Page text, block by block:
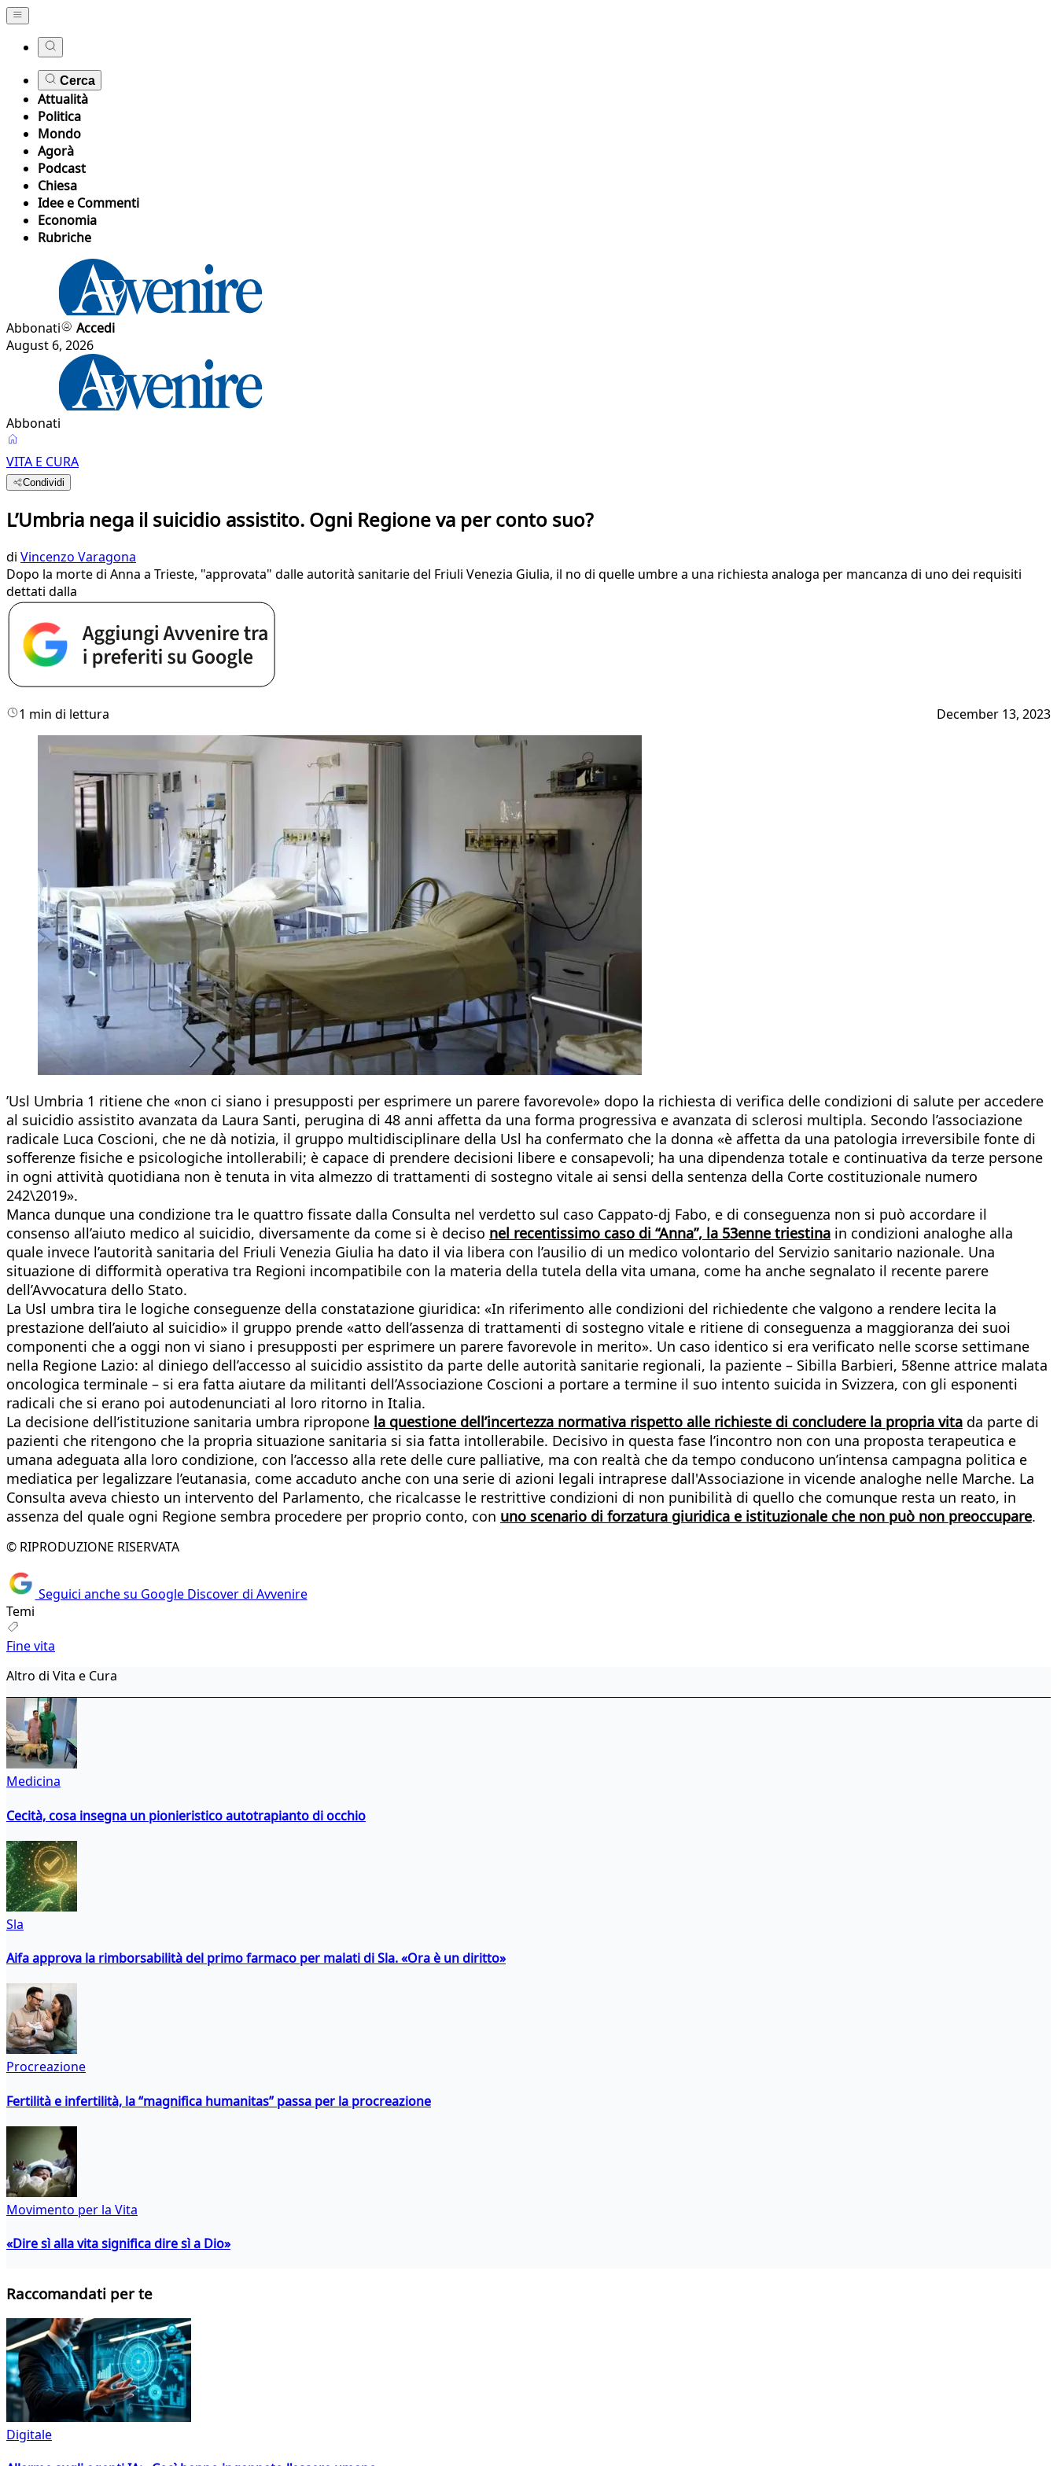
Cerca
Attualità
Politica
Mondo
Agorà
Podcast
Chiesa
Idee e Commenti
Economia
Rubriche
Abbonati
Accedi
August 6, 2026
Abbonati
VITA E CURA
Condividi
L’Umbria nega il suicidio assistito. Ogni Regione va per conto suo?
di Vincenzo Varagona
Dopo la morte di Anna a Trieste, "approvata" dalle autorità sanitarie del Friuli Venezia Giulia, il no di quelle umbre a una richiesta analoga per mancanza di uno dei requisiti
dettati dalla
1 min di lettura December 13, 2023
’Usl Umbria 1 ritiene che «non ci siano i presupposti per esprimere un parere favorevole» dopo la richiesta di verifica delle condizioni di salute per accedere
al suicidio assistito avanzata da Laura Santi, perugina di 48 anni affetta da una forma progressiva e avanzata di sclerosi multipla. Secondo l’associazione
radicale Luca Coscioni, che ne dà notizia, il gruppo multidisciplinare della Usl ha confermato che la donna «è affetta da una patologia irreversibile fonte di
sofferenze fisiche e psicologiche intollerabili; è capace di prendere decisioni libere e consapevoli; ha una dipendenza totale e continuativa da terze persone
in ogni attività quotidiana non è tenuta in vita almezzo di trattamenti di sostegno vitale ai sensi della sentenza della Corte costituzionale numero
242\2019».
Manca dunque una condizione tra le quattro fissate dalla Consulta nel verdetto sul caso Cappato-dj Fabo, e di conseguenza non si può accordare il
consenso all’aiuto medico al suicidio, diversamente da come si è deciso nel recentissimo caso di “Anna”, la 53enne triestina in condizioni analoghe alla
quale invece l’autorità sanitaria del Friuli Venezia Giulia ha dato il via libera con l’ausilio di un medico volontario del Servizio sanitario nazionale. Una
situazione di difformità operativa tra Regioni incompatibile con la materia della tutela della vita umana, come ha anche segnalato il recente parere
dell’Avvocatura dello Stato.
La Usl umbra tira le logiche conseguenze della constatazione giuridica: «In riferimento alle condizioni del richiedente che valgono a rendere lecita la
prestazione dell’aiuto al suicidio» il gruppo prende «atto dell’assenza di trattamenti di sostegno vitale e ritiene di conseguenza a maggioranza dei suoi
componenti che a oggi non vi siano i presupposti per esprimere un parere favorevole in merito». Un caso identico si era verificato nelle scorse settimane
nella Regione Lazio: al diniego dell’accesso al suicidio assistito da parte delle autorità sanitarie regionali, la paziente – Sibilla Barbieri, 58enne attrice malata
oncologica terminale – si era fatta aiutare da militanti dell’Associazione Coscioni a portare a termine il suo intento suicida in Svizzera, con gli esponenti
radicali che si erano poi autodenunciati al loro ritorno in Italia.
La decisione dell’istituzione sanitaria umbra ripropone la questione dell’incertezza normativa rispetto alle richieste di concludere la propria vita da parte di
pazienti che ritengono che la propria situazione sanitaria si sia fatta intollerabile. Decisivo in questa fase l’incontro non con una proposta terapeutica e
umana adeguata alla loro condizione, con l’accesso alla rete delle cure palliative, ma con realtà che da tempo conducono un’intensa campagna politica e
mediatica per legalizzare l’eutanasia, come accaduto anche con una serie di azioni legali intraprese dall'Associazione in vicende analoghe nelle Marche. La
Consulta aveva chiesto un intervento del Parlamento, che ricalcasse le restrittive condizioni di non punibilità di quello che comunque resta un reato, in
assenza del quale ogni Regione sembra procedere per proprio conto, con uno scenario di forzatura giuridica e istituzionale che non può non preoccupare.
© RIPRODUZIONE RISERVATA
Seguici anche su Google Discover di Avvenire
Temi
Fine vita
Altro di Vita e Cura
Medicina
Cecità, cosa insegna un pionieristico autotrapianto di occhio
Sla
Aifa approva la rimborsabilità del primo farmaco per malati di Sla. «Ora è un diritto»
Procreazione
Fertilità e infertilità, la “magnifica humanitas” passa per la procreazione
Movimento per la Vita
«Dire sì alla vita significa dire sì a Dio»
Raccomandati per te
Digitale